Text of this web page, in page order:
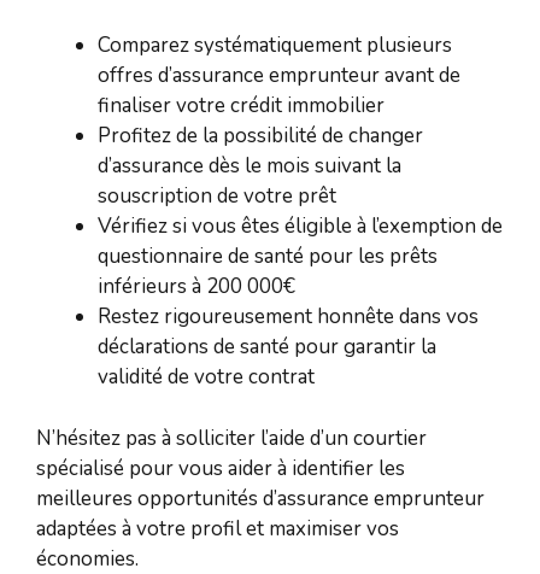
Comparez systématiquement plusieurs
offres d’assurance emprunteur avant de
finaliser votre crédit immobilier
Profitez de la possibilité de changer
d’assurance dès le mois suivant la
souscription de votre prêt
Vérifiez si vous êtes éligible à l’exemption de
questionnaire de santé pour les prêts
inférieurs à 200 000€
Restez rigoureusement honnête dans vos
déclarations de santé pour garantir la
validité de votre contrat
N’hésitez pas à solliciter l’aide d’un courtier
spécialisé pour vous aider à identifier les
meilleures opportunités d’assurance emprunteur
adaptées à votre profil et maximiser vos
économies.